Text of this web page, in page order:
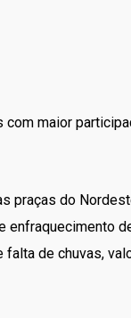
maior
praças do
de chuvas,